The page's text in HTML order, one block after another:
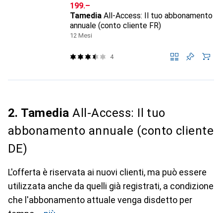
CHF
199.–
Tamedia All-Access: Il tuo abbonamento
annuale (conto cliente FR)
12 Mesi
4
2. Tamedia All-Access: Il tuo
abbonamento annuale (conto cliente
DE)
L'offerta è riservata ai nuovi clienti, ma può essere
utilizzata anche da quelli già registrati, a condizione
che l'abbonamento attuale venga disdetto per